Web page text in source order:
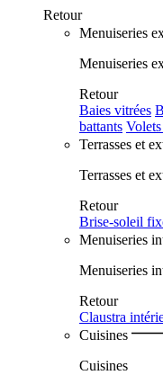
Retour
Menuiseries
Menuiseries
Retour
Baies vitrées
battants
Terrasses et
Terrasses et
Retour
Brise-soleil
Menuiseries
Menuiseries
Retour
Claustra
Cuisines
Cuisines